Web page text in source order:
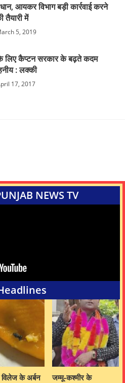
आयकर विभाग बड़ी कार्रवाई करने
तैयारी में
5, 2019
लिए कैप्टन सरकार के बढ़ते कदम
: लक्की
17, 2017
NEWS TV
के अर्बन
जम्मू-कश्मीर के